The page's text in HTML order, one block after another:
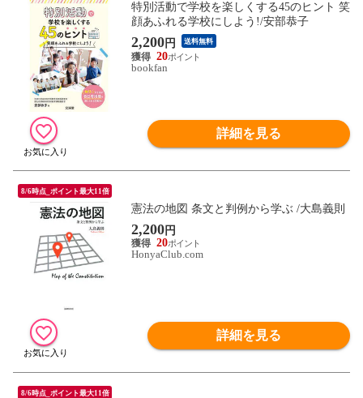
特別活動で学校を楽しくする45のヒント 笑
顔あふれる学校にしよう!/安部恭子
2,200円 送料無料
20
bookfan
詳細を見る
8/6時点_ポイント最大11倍
憲法の地図 条文と判例から学ぶ /大島義則
2,200円
20
HonyaClub.com
詳細を見る
8/6時点_ポイント最大11倍